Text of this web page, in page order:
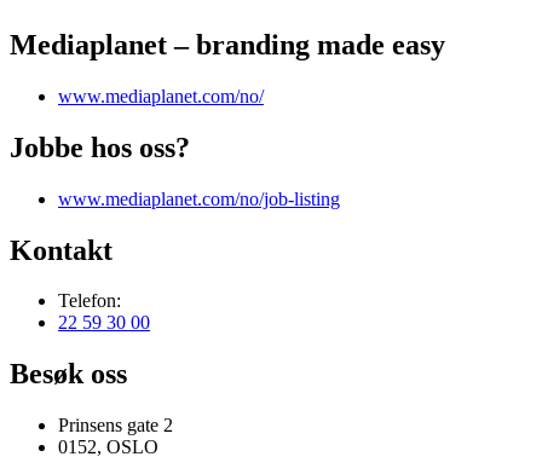
Mediaplanet – branding made easy
www.mediaplanet.com/no/
Jobbe hos oss?
www.mediaplanet.com/no/job-listing
Kontakt
Telefon:
22 59 30 00
Besøk oss
Prinsens gate 2
0152, OSLO